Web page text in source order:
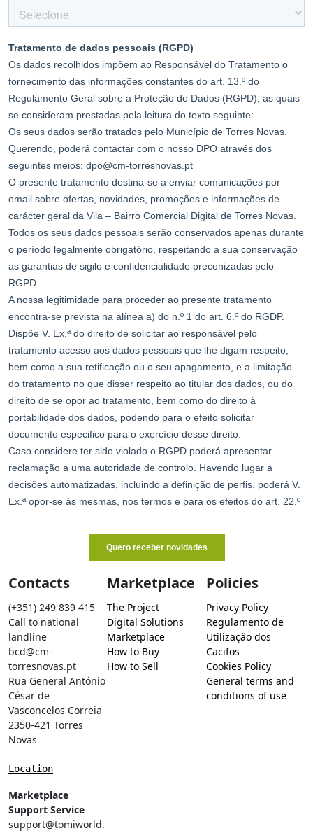
Contacts
(+351) 249 839 415
Call to national
landline
bcd@cm-
torresnovas.pt
Rua General António
César de
Vasconcelos Correia
2350-421 Torres
Novas
Location
Marketplace
Support Service
support@tomiworld.
Marketplace
The Project
Digital Solutions
Marketplace
How to Buy
How to Sell
Policies
Privacy Policy
Regulamento de
Utilização dos
Cacifos
Cookies Policy
General terms and
conditions of use